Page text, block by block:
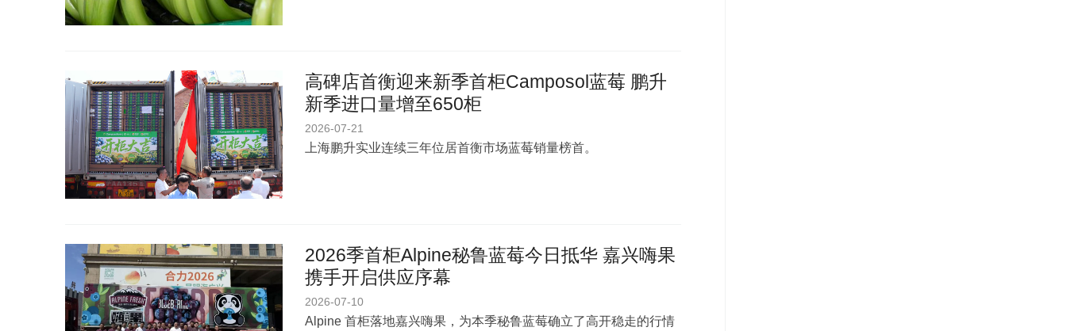
高碑店首衡迎来新季首柜Camposol蓝莓 鹏升
新季进口量增至650柜
2026-07-21
上海鹏升实业连续三年位居首衡市场蓝莓销量榜首。
2026季首柜Alpine秘鲁蓝莓今日抵华 嘉兴嗨果
携手开启供应序幕
2026-07-10
Alpine 首柜落地嘉兴嗨果，为本季秘鲁蓝莓确立了高开稳走的行情